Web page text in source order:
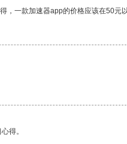
一款加速器app的价格应该在50元
得。